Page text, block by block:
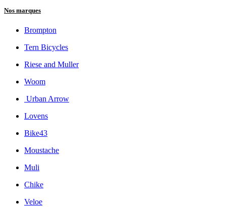
Nos marques
Brompton
Tern Bicycles
Riese and Muller
Woom
Urban Arrow
Lovens
Bike43
Moustache
Muli
Chike
Veloe